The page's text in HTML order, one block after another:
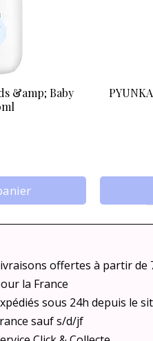
&amp; Baby
offertes à partir de
la France
sous 24h depuis le
sauf s/d/jf